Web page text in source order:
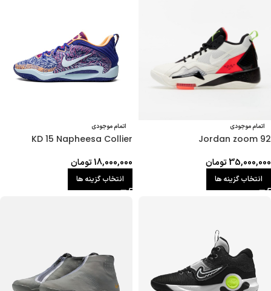
اتمام موجودی
Jordan zoom 92
35,000,000تومان
انتخاب گزینه ها
اتمام موجودی
KD 15 Napheesa Collier
18,000,000تومان
انتخاب گزینه ها